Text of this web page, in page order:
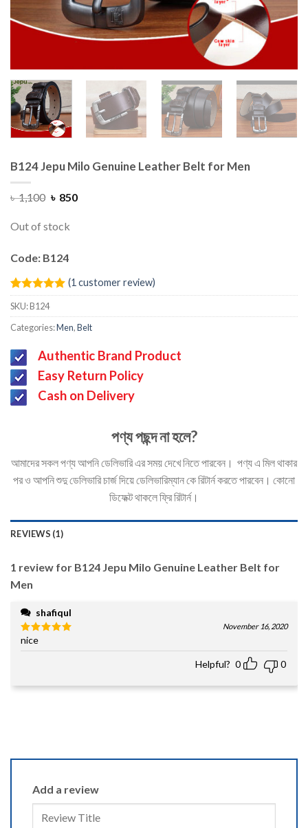
B124 Jepu Milo Genuine Leather Belt for Men
৳1,100 ৳ 850
Out of stock
Code: B124
Rated5.00
out of 5
based on
1
customer
(1 customer review)
SKU:B124
Categories:Men,Belt
Authentic Brand Product
Easy Return Policy
Cash on Delivery
পণ্য পছন্দ না হলে?
আমাদের সকল পণ্য আপনি ডেলিভারি এর সময় দেখে নিতে পারবেন। পণ্য এ মিল থাকার
পর ও আপনি শুদু ডেলিভারি চার্জ দিয়ে ডেলিভারিম্যান কে রিটার্ন করতে পারবেন। কোনো
ডিফেক্ট থাকলে ফ্রি রিটার্ন।
REVIEWS (1)
1 review for B124 Jepu Milo Genuine Leather Belt for
Men
shafiqul
Rated
out of 5
November 16, 2020
nice
Helpful? 0 0
Add a review